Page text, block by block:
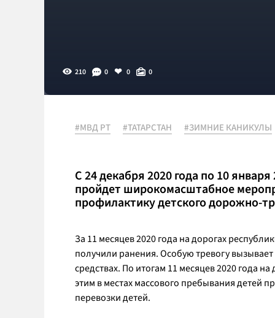
210 0 0 0
#МВД РТ #ТАТАРСТАН #ЗИМНИЕ КАНИКУЛЫ
С 24 декабря 2020 года по 10
пройдет широкомасштабное
профилактику детского дорожно-
За 11 месяцев 2020 года на дорогах
получили ранения. Особую тревогу
средствах. По итогам 11 месяцев 2020 года
этим в местах массового пребывания детей
перевозки детей.